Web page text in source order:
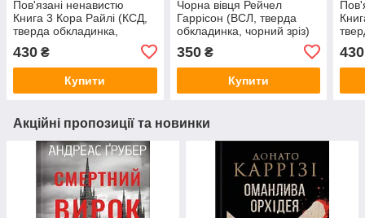
Пов'язані ненавистю
Книга 3 Кора Райлі (КСД,
тверда обкладинка,
430 ₴
Купити
Чорна вівця Рейчел
Гаррісон (ВСЛ, тверда
обкладинка, чорний зріз)
350₴
Купити
430
Акційні пропозиції та новинки